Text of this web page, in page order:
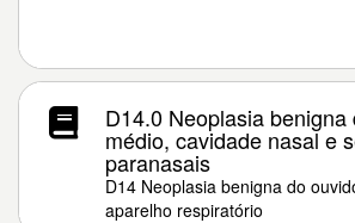
D14.0 Neoplasia benigna
médio, cavidade nasal e
paranasais
D14 Neoplasia benigna do
aparelho respiratório